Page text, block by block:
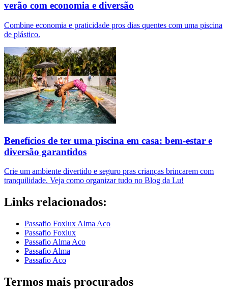
verão com economia e diversão
Combine economia e praticidade pros dias quentes com uma piscina
de plástico.
Benefícios de ter uma piscina em casa: bem-estar e
diversão garantidos
Crie um ambiente divertido e seguro pras crianças brincarem com
tranquilidade. Veja como organizar tudo no Blog da Lu!
Links relacionados:
Passafio Foxlux Alma Aco
Passafio Foxlux
Passafio Alma Aco
Passafio Alma
Passafio Aco
Termos mais procurados